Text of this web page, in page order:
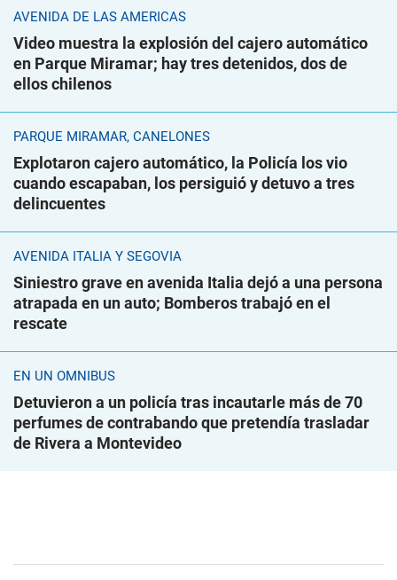
AVENIDA DE LAS AMÉRICAS
Video muestra la explosión del cajero automático
en Parque Miramar; hay tres detenidos, dos de
ellos chilenos
PARQUE MIRAMAR, CANELONES
Explotaron cajero automático, la Policía los vio
cuando escapaban, los persiguió y detuvo a tres
delincuentes
AVENIDA ITALIA Y SEGOVIA
Siniestro grave en avenida Italia dejó a una persona
atrapada en un auto; Bomberos trabajó en el
rescate
EN UN ÓMNIBUS
Detuvieron a un policía tras incautarle más de 70
perfumes de contrabando que pretendía trasladar
de Rivera a Montevideo